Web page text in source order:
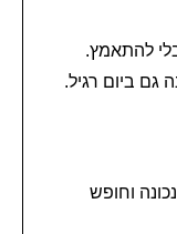
להתאמץ.
גם ביום רגיל.
וחופש